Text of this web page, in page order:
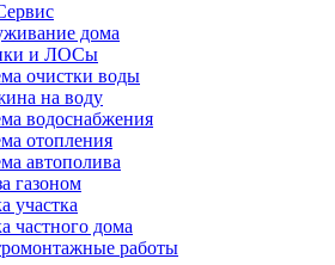
дома
и ЛОСы
очистки воды
на воду
водоснабжения
отопления
автополива
газоном
участка
частного дома
работы